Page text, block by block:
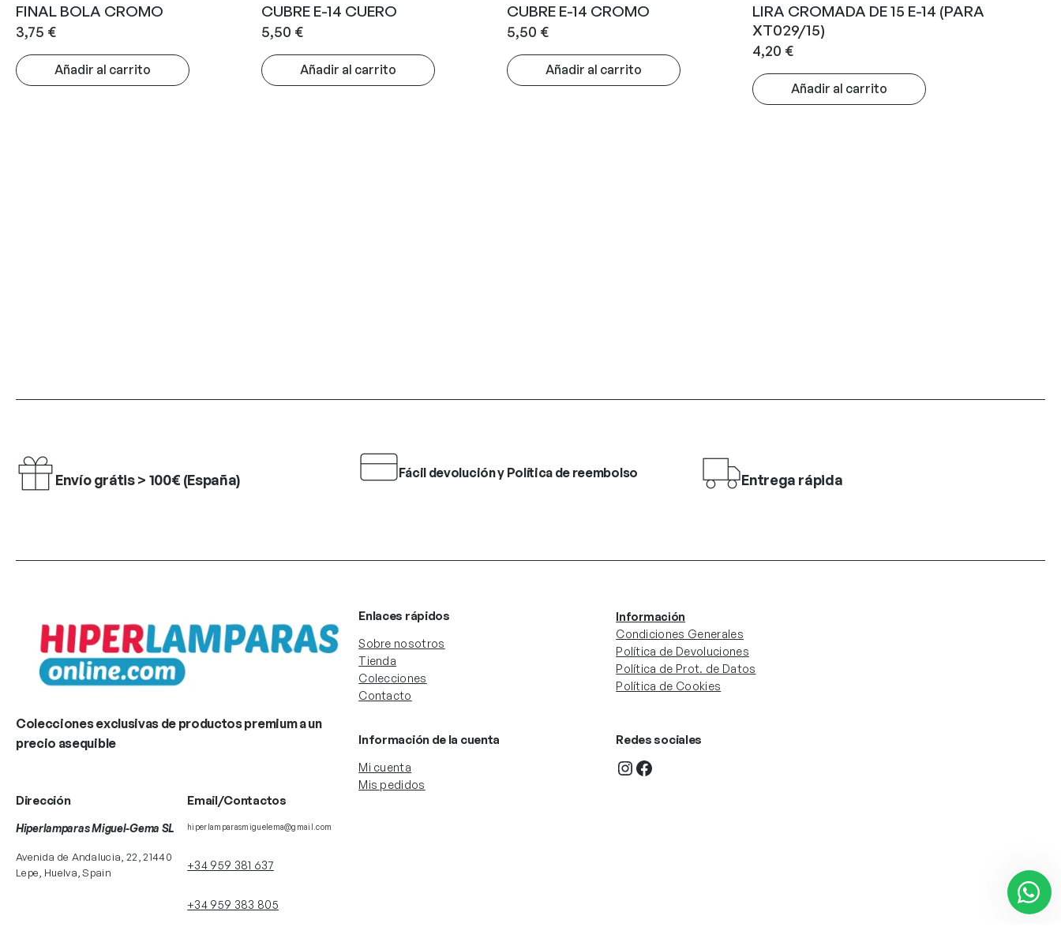
FINAL BOLA CROMO
3,75 €
Añadir al carrito
CUBRE E-14 CUERO
5,50 €
Añadir al carrito
CUBRE E-14 CROMO
5,50 €
Añadir al carrito
LIRA CROMADA DE 15 E-14 (PARA
XT029/15)
4,20 €
Añadir al carrito
Envío grátis > 100€ (España) Fácil devolución y Política de reembolso Entrega rápida
Colecciones exclusivas de productos premium a un
precio asequible
Dirección
Hiperlamparas Miguel-Gema SL
Avenida de Andalucia, 22, 21440
Lepe, Huelva, Spain
Email/Contactos
hiperlamparasmiguelema@gmail.com
+34 959 381 637
+34 959 383 805
Enlaces rápidos
Sobre nosotros
Tienda
Colecciones
Contacto
Información
Condiciones Generales
Política de Devoluciones
Política de Prot. de Datos
Política de Cookies
Información de la cuenta
Mi cuenta
Mis pedidos
Redes sociales
InstagramFacebook